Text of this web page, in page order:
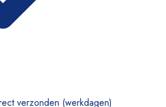
verzonden (werkdagen)